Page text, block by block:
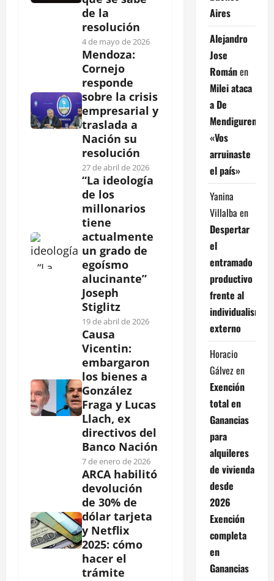
de la
resolución
4 de mayo de 2026
Mendoza:
Cornejo
responde
sobre la crisis
empresarial y
traslada a
Nación su
resolución
27 de abril de 2026
“La ideología
de los
millonarios
tiene
actualmente
un grado de
egoísmo
alucinante”
Joseph
Stiglitz
19 de abril de 2026
Causa
Vicentin:
embargaron
los bienes a
González
Fraga y Lucas
Llach, ex
directivos del
Banco Nación
7 de enero de 2026
ARCA habilitó
devolución
de 30% de
dólar tarjeta
y Netflix
2025: cómo
hacer el
trámite
Aires
Alejandro
Jose
Románen
Milei ataca
a De
Mendiguren:
«Vos
arruinaste
el país»
Yanina
Villalba en
Despertar
el
entramado
productivo
frente al
individualismo
externo
Horacio
Gálvezen
Exención
total en
Ganancias
para
alquileres
de vivienda
desde
2026
Exención
completa
en
Ganancias